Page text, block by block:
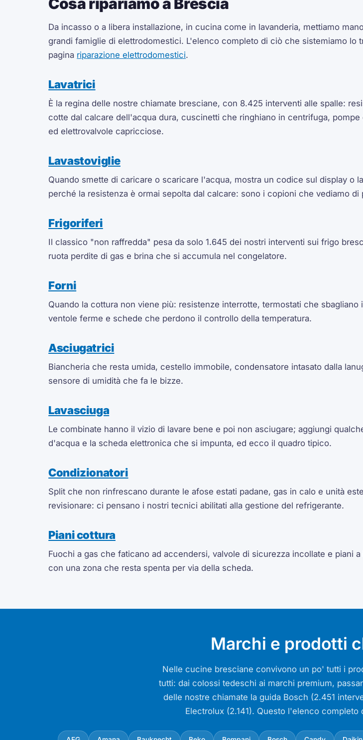
Cosa ripariamo a Brescia
Da incasso o a libera installazione, in cucina come in lavanderia, mettiamo
grandi famiglie di elettrodomestici. L'elenco completo di ciò che sistemiamo lo
pagina riparazione elettrodomestici.
Lavatrici
È la regina delle nostre chiamate bresciane, con 8.425 interventi alle spalle:
cotte dal calcare dell'acqua dura, cuscinetti che ringhiano in centrifuga, pompe
ed elettrovalvole capricciose.
Lavastoviglie
Quando smette di caricare o scaricare l'acqua, mostra un codice sul display o
perché la resistenza è ormai sepolta dal calcare: sono i copioni che vediamo di
Frigoriferi
Il classico "non raffredda" pesa da solo 1.645 dei nostri interventi sui frigo
ruota perdite di gas e brina che si accumula nel congelatore.
Forni
Quando la cottura non viene più: resistenze interrotte, termostati che sbagliano
ventole ferme e schede che perdono il controllo della temperatura.
Asciugatrici
Biancheria che resta umida, cestello immobile, condensatore intasato dalla
sensore di umidità che fa le bizze.
Lavasciuga
Le combinate hanno il vizio di lavare bene e poi non asciugare; aggiungi
d'acqua e la scheda elettronica che si impunta, ed ecco il quadro tipico.
Condizionatori
Split che non rinfrescano durante le afose estati padane, gas in calo e unità
revisionare: ci pensano i nostri tecnici abilitati alla gestione del refrigerante.
Piani cottura
Fuochi a gas che faticano ad accendersi, valvole di sicurezza incollate e piani a
con una zona che resta spenta per via della scheda.
Marchi e prodotti
Nelle cucine bresciane convivono un po' tutti i
tutti: dai colossi tedeschi ai marchi premium,
delle nostre chiamate la guida Bosch (2.451
Electrolux (2.141). Questo l'elenco